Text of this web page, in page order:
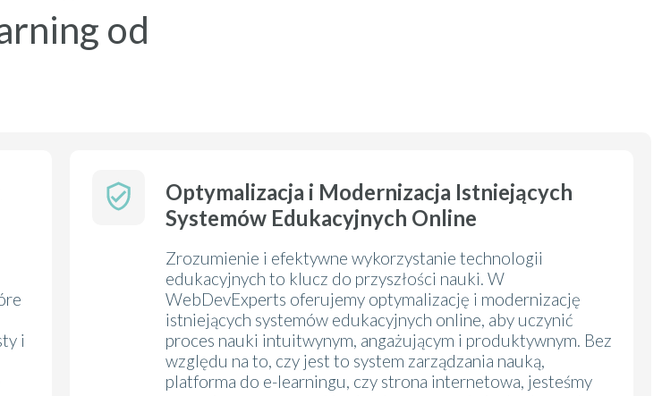
od
i
Optymalizacja i Modernizacja Istniejących
Systemów Edukacyjnych Online
Zrozumienie i efektywne wykorzystanie technologii
edukacyjnych to klucz do przyszłości nauki. W
WebDevExperts oferujemy optymalizację i modernizację
istniejących systemów edukacyjnych online, aby uczynić
proces nauki intuitwynym, angażującym i produktywnym. Bez
względu na to, czy jest to system zarządzania nauką,
platforma do e-learningu, czy strona internetowa, jesteśmy